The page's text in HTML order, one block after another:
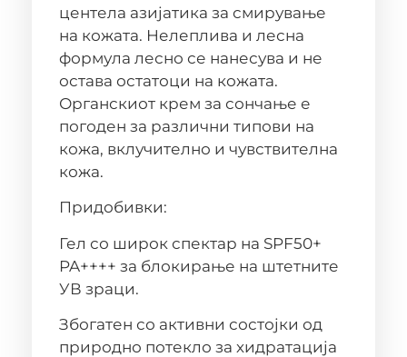
центела азијатика за смирување
на кожата. Нелеплива и лесна
формула лесно се нанесува и не
остава остатоци на кожата.
Органскиот крем за сончање е
погоден за различни типови на
кожа, вклучително и чувствителна
кожа.
Придобивки:
Гел со широк спектар на SPF50+
PA++++ за блокирање на штетните
УВ зраци.
Збогатен со активни состојки од
природно потекло за хидратација